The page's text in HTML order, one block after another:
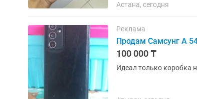
Астана, сегодня
Реклама
Продам Самсунг А
100 000 ₸
Идеал только коробка